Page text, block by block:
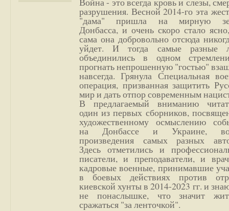
разрушения. Весной 2014-го эта
"дама" пришла на мирную
Донбасса, и очень скоро стало
сама она добровольно отсюда
уйдет. И тогда самые разные
объединились в одном
прогнать непрошенную "гостью"
навсегда. Грянула Специальная
операция, призванная защитить
мир и дать отпор современным
В предлагаемый вниманию
один из первых сборников,
художественному осмыслению
на Донбассе и Украине,
произведения самых разных
Здесь отметились и
писатели, и преподаватели, и
кадровые военные, принимавшие
в боевых действиях против
киевской хунты в 2014-2023 гг. и
не понаслышке, что значит
сражаться "за ленточкой".